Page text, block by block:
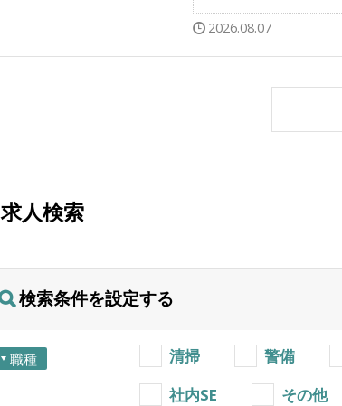
2026.08.07
求人検索
検索条件を設定する
職種 清掃 警備
社内SE
その他